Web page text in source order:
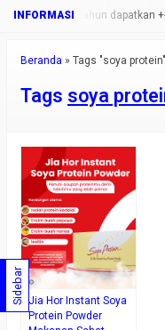
saja.. setahun dapatkan +-
Beranda » Tags "soya protein"
Tags soya
Jia Hor Instant Soya
Protein Powder
Sidebar